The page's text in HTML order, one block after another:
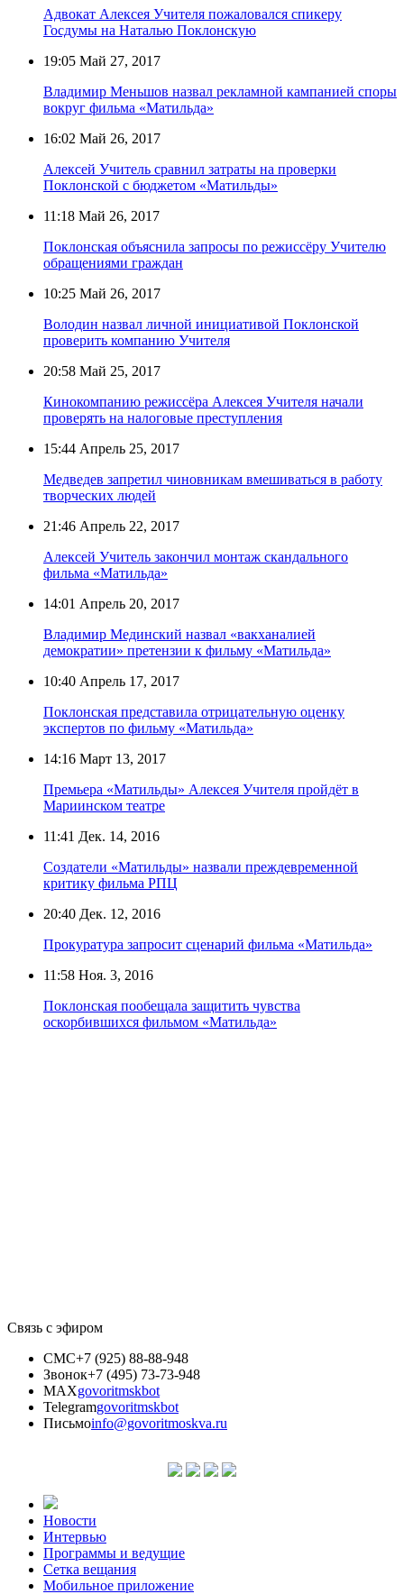
Адвокат Алексея Учителя пожаловался спикеру
Госдумы на Наталью Поклонскую
19:05 Май 27, 2017
Владимир Меньшов назвал рекламной кампанией споры
вокруг фильма «Матильда»
16:02 Май 26, 2017
Алексей Учитель сравнил затраты на проверки
Поклонской с бюджетом «Матильды»
11:18 Май 26, 2017
Поклонская объяснила запросы по режиссёру Учителю
обращениями граждан
10:25 Май 26, 2017
Володин назвал личной инициативой Поклонской
проверить компанию Учителя
20:58 Май 25, 2017
Кинокомпанию режиссёра Алексея Учителя начали
проверять на налоговые преступления
15:44 Апрель 25, 2017
Медведев запретил чиновникам вмешиваться в работу
творческих людей
21:46 Апрель 22, 2017
Алексей Учитель закончил монтаж скандального
фильма «Матильда»
14:01 Апрель 20, 2017
Владимир Мединский назвал «вакханалией
демократии» претензии к фильму «Матильда»
10:40 Апрель 17, 2017
Поклонская представила отрицательную оценку
экспертов по фильму «Матильда»
14:16 Март 13, 2017
Премьера «Матильды» Алексея Учителя пройдёт в
Мариинском театре
11:41 Дек. 14, 2016
Создатели «Матильды» назвали преждевременной
критику фильма РПЦ
20:40 Дек. 12, 2016
Прокуратура запросит сценарий фильма «Матильда»
11:58 Ноя. 3, 2016
Поклонская пообещала защитить чувства
оскорбившихся фильмом «Матильда»
Связь с эфиром
СМС+7 (925) 88-88-948
Звонок+7 (495) 73-73-948
MAXgovoritmskbot
Telegramgovoritmskbot
Письмоinfo@govoritmoskva.ru
Новости
Интервью
Программы и ведущие
Сетка вещания
Мобильное приложение